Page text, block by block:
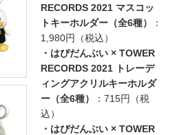
RECORDS 2021 マスコッ
トキーホルダー（全6種）
：
1,980円（税込）
・はぴだんぶい × TOWER
RECORDS 2021 トレーデ
ィングアクリルキーホルダ
ー（全6種）
：715円（税
込）
・はぴだんぶい × TOWER